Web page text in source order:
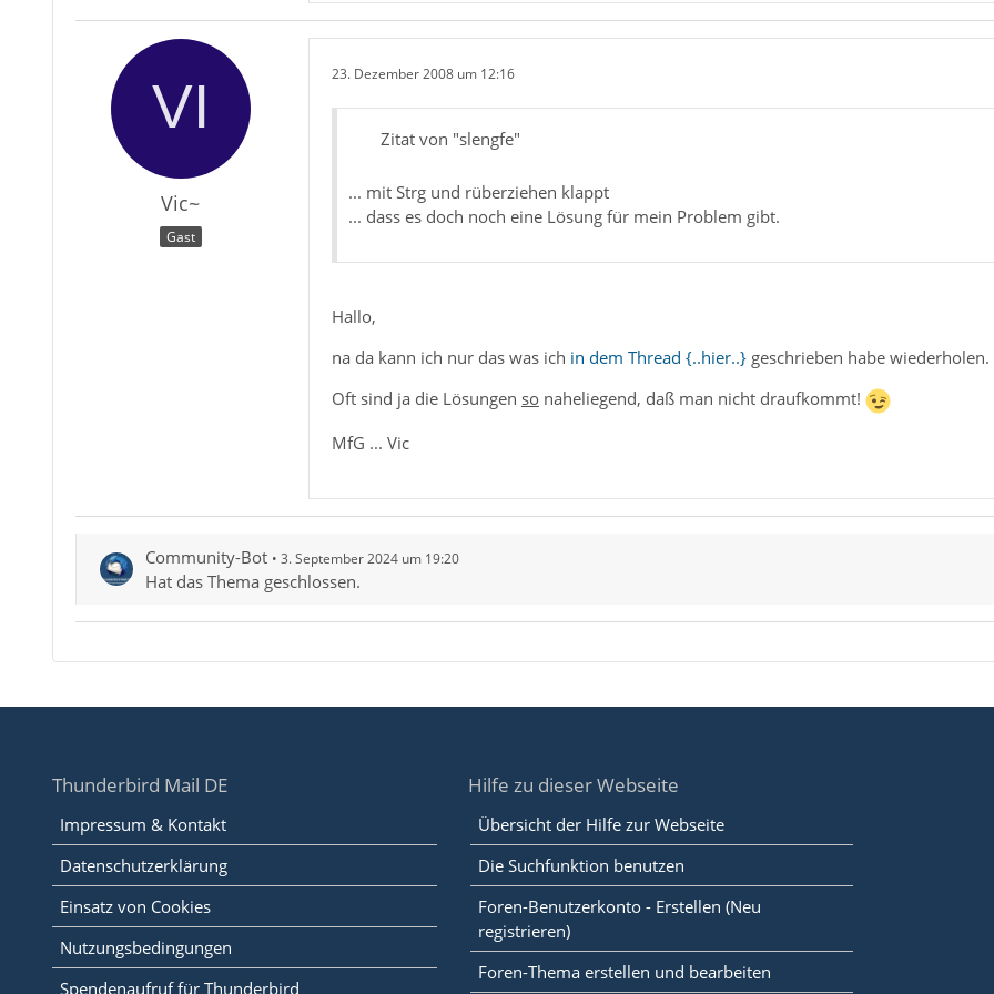
Vic~
Gast
23. Dezember 2008 um 12:16
Zitat von "slengfe"
... mit Strg und rüberziehen klappt
... dass es doch noch eine Lösung für mein Problem gibt.
Hallo,
na da kann ich nur das was ich in dem Thread {..hier..}geschrieben habe wiederholen.
Oft sind ja die Lösungen sonaheliegend, daß man nicht draufkommt!
MfG ... Vic
Community-Bot 3. September 2024 um 19:20
Hat das Thema geschlossen.
Thunderbird Mail DE
Impressum & Kontakt
Datenschutzerklärung
Einsatz von Cookies
Nutzungsbedingungen
Spendenaufruf für Thunderbird
Hilfe zu dieser Webseite
Übersicht der Hilfe zur Webseite
Die Suchfunktion benutzen
Foren-Benutzerkonto - Erstellen (Neu
registrieren)
Foren-Thema erstellen und bearbeiten